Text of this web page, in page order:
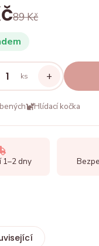
89 Kč
ks +
Hlídací kočka
1–2 dny